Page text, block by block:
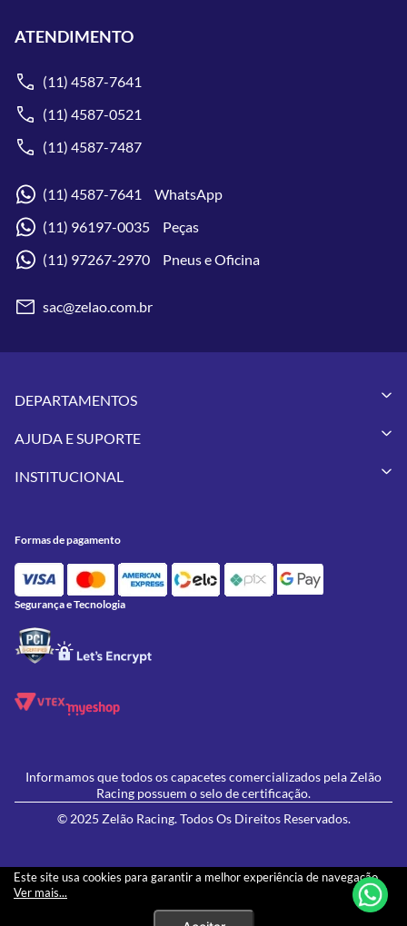
Este site usa cookies para garantir a melhor experiência de navegação.
Ver mais...
ATENDIMENTO
(11) 4587-7641
(11) 4587-0521
(11) 4587-7487
(11) 4587-7641 WhatsApp
(11) 96197-0035 Peças
(11) 97267-2970 Pneus e Oficina
sac@zelao.com.br
DEPARTAMENTOS
Vestuários
Pneus
Utilidades
Feminino
Lançamentos
AJUDA E SUPORTE
Meus Pedidos
Política de Privacidade
Política de Campanhas e promoções
INSTITUCIONAL
Contato
Oficina/Serviços
Formas de pagamento
Segurança e Tecnologia
Informamos que todos os capacetes comercializados pela Zelão
Racing possuem o selo de certificação.
© 2025 Zelão Racing. Todos Os Direitos Reservados.
Os preços e condições de pagamento apresentados neste site não necessariamente